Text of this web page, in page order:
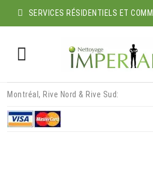
SERVICES RÉSIDENTIELS ET
content
Montréal, Rive Nord & Rive Sud: